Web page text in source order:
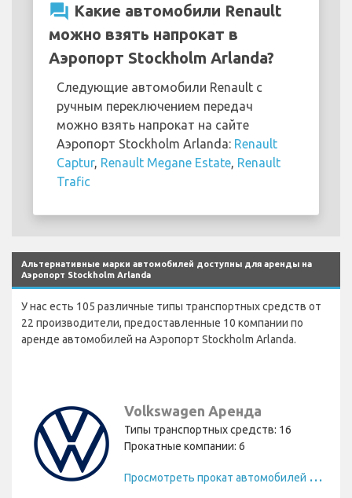
question_answer Какие автомобили Renault
можно взять напрокат в
Аэропорт Stockholm Arlanda?
Следующие автомобили Renault с
ручным переключением передач
можно взять напрокат на сайте
Аэропорт Stockholm Arlanda: Renault
Captur, Renault Megane Estate Renault
Trafic
Альтернативные марки автомобилей доступны для аренды на
Аэропорт Stockholm Arlanda
У нас есть 105 различные типы транспортных средств от
22 производители, предоставленные 10 компании по
аренде автомобилей на Аэропорт Stockholm Arlanda.
Volkswagen Аренда
Типы транспортных средств: 16
Прокатные компании: 6
П
росмотреть прокат автомобилей Volkswagen